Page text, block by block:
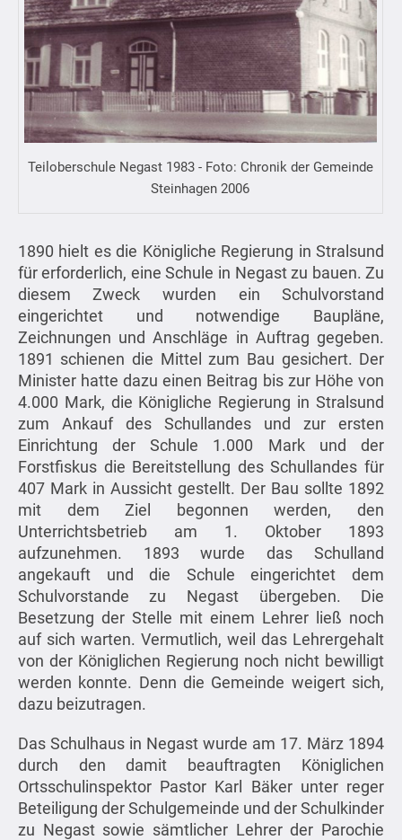
Teiloberschule Negast 1983 - Foto: Chronik der Gemeinde
Steinhagen 2006
1890 hielt es die Königliche Regierung in Stralsund
für erforderlich, eine Schule in Negast zu bauen. Zu
diesem Zweck wurden ein Schulvorstand
eingerichtet und notwendige Baupläne,
Zeichnungen und Anschläge in Auftrag gegeben.
1891 schienen die Mittel zum Bau gesichert. Der
Minister hatte dazu einen Beitrag bis zur Höhe von
4.000 Mark, die Königliche Regierung in Stralsund
zum Ankauf des Schullandes und zur ersten
Einrichtung der Schule 1.000 Mark und der
Forstfiskus die Bereitstellung des Schullandes für
407 Mark in Aussicht gestellt. Der Bau sollte 1892
mit dem Ziel begonnen werden, den
Unterrichtsbetrieb am 1. Oktober 1893
aufzunehmen. 1893 wurde das Schulland
angekauft und die Schule eingerichtet dem
Schulvorstande zu Negast übergeben. Die
Besetzung der Stelle mit einem Lehrer ließ noch
auf sich warten. Vermutlich, weil das Lehrergehalt
von der Königlichen Regierung noch nicht bewilligt
werden konnte. Denn die Gemeinde weigert sich,
dazu beizutragen.
Das Schulhaus in Negast wurde am 17. März 1894
durch den damit beauftragten Königlichen
Ortsschulinspektor Pastor Karl Bäker unter reger
Beteiligung der Schulgemeinde und der Schulkinder
zu Negast sowie sämtlicher Lehrer der Parochie